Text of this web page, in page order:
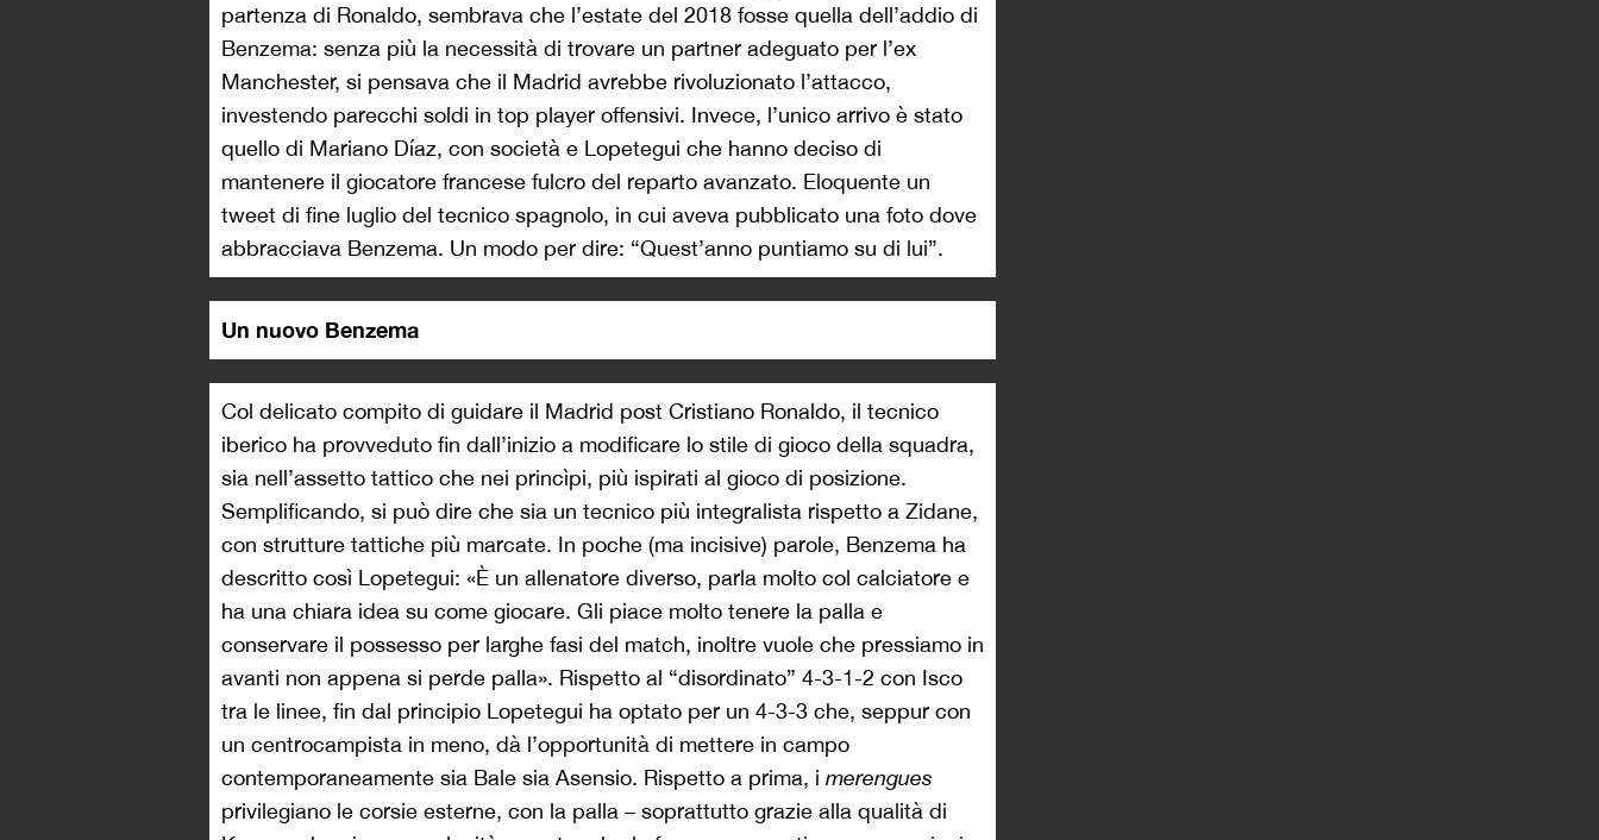
partenza di Ronaldo, sembrava che l’estate del 2018 fosse quella dell’addio di
Benzema: senza più la necessità di trovare un partner adeguato per l’ex
Manchester, si pensava che il Madrid avrebbe rivoluzionato l’attacco,
investendo parecchi soldi in top player offensivi. Invece, l’unico arrivo è stato
quello di Mariano Díaz, con società e Lopetegui che hanno deciso di
mantenere il giocatore francese fulcro del reparto avanzato. Eloquente un
tweet di fine luglio del tecnico spagnolo, in cui aveva pubblicato una foto dove
abbracciava Benzema. Un modo per dire: “Quest’anno puntiamo su di lui”.
Un nuovo Benzema
Col delicato compito di guidare il Madrid post Cristiano Ronaldo, il tecnico
iberico ha provveduto fin dall’inizio a modificare lo stile di gioco della squadra,
sia nell’assetto tattico che nei princìpi, più ispirati al gioco di posizione.
Semplificando, si può dire che sia un tecnico più integralista rispetto a Zidane,
con strutture tattiche più marcate. In poche (ma incisive) parole, Benzema ha
descritto così Lopetegui: «È un allenatore diverso, parla molto col calciatore e
ha una chiara idea su come giocare. Gli piace molto tenere la palla e
conservare il possesso per larghe fasi del match, inoltre vuole che pressiamo in
avanti non appena si perde palla». Rispetto al “disordinato” 4-3-1-2 con Isco
tra le linee, fin dal principio Lopetegui ha optato per un 4-3-3 che, seppur con
un centrocampista in meno, dà l’opportunità di mettere in campo
contemporaneamente sia Bale sia Asensio. Rispetto a prima, i merengues
privilegiano le corsie esterne, con la palla – soprattutto grazie alla qualità di